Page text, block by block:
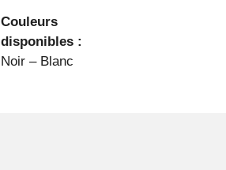
Couleurs
disponibles :
Noir – Blanc